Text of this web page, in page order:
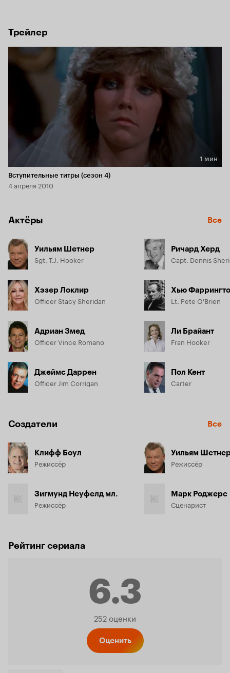
Трейлер
Длительность 1 мин
1 мин
Вступительные титры (сезон 4)
4 апреля 2010
Актёры Все
Уильям Шетнер
Sgt. T.J. Hooker
Хэзер Локлир
Officer Stacy Sheridan
Адриан Змед
Officer Vince Romano
Джеймс Даррен
Officer Jim Corrigan
Ричард Херд
Capt. Dennis
Хью
Lt. Pete O'Brien
Ли Брайант
Fran Hooker
Пол Кент
Carter
Создатели Все
Клифф Боул
Режиссёр
Зигмунд Неуфелд мл.
Режиссёр
Уильям
Режиссёр
Марк Роджерс
Сценарист
Рейтинг сериала
6.3
Рейтинг
252 оценки
Оценить